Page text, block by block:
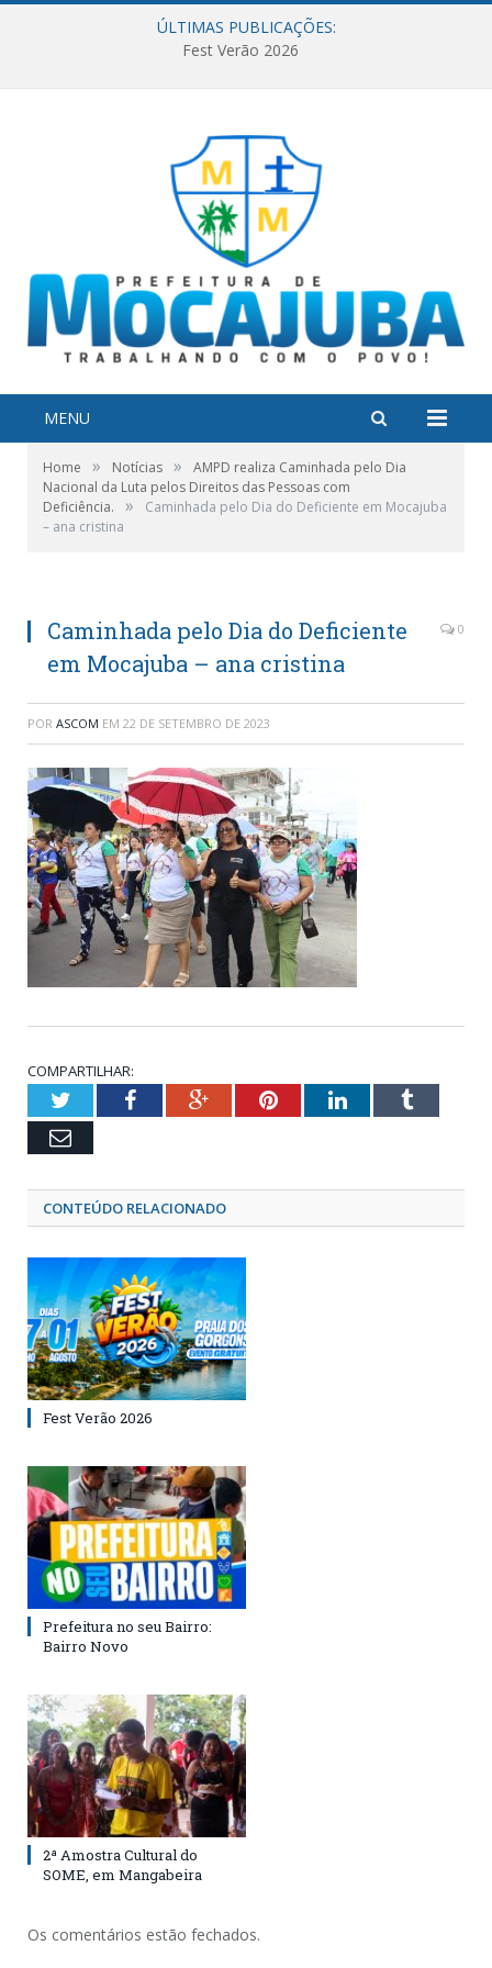
ÚLTIMAS PUBLICAÇÕES:
Fest Verão 2026
MENU
Home » Notícias »
AMPD realiza Caminhada pelo Dia
Nacional da Luta pelos Direitos das Pessoas com
Deficiência.
»
Caminhada pelo Dia do Deficiente em Mocajuba
– ana cristina
Caminhada pelo Dia do Deficiente
em Mocajuba – ana cristina
0
POR ASCOM EM 22 DE SETEMBRO DE 2023
COMPARTILHAR:
TwitterFacebookGoogle+PinterestLinkedInTumblr
Email
CONTEÚDO RELACIONADO
Fest Verão 2026
Prefeitura no seu Bairro:
Bairro Novo
2ª Amostra Cultural do
SOME, em Mangabeira
Os comentários estão fechados.